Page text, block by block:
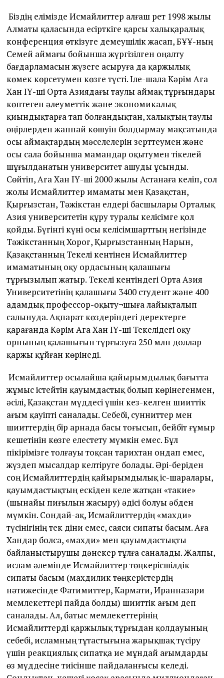
Біздің елімізде Исмайлиттер алғаш рет 1998 жылы
Алматы қаласында есірткіге қарсы халықаралық
конференция өткізуге демеушілік жасап, БҰҰ-ның
Семей аймағы бойынша жүргізілген оңалту
бағдарламасын жүзеге асыруға да қаржылық
көмек көрсетумен көзге түсті. Іле-шала Кәрім Ага
Хан ІҮ-ші Орта Азиядағы таулы аймақ тұрғындары
көптеген әлеуметтік және экономикалық
қиындықтарға тап болғандықтан, халықтың таулы
өңірлерден жаппай көшуін болдырмау мақсатында
осы аймақтардың мәселелерін зерттеумен және
осы сала бойынша мамандар оқытумен тікелей
шұғылданатын университет ашуды ұсынды.
Сөйтіп, Ага Хан ІҮ-ші 2000 жылы Астанаға келіп, сол
жолы Исмайлиттер имаматы мен Қазақстан,
Қырғызстан, Тәжікстан елдері басшылары Орталық
Азия университетін құру туралы келісімге қол
қойды. Бүгінгі күні осы келісімшарттың негізінде
Тәжікстанның Хорог, Қырғызстанның Нарын,
Қазақстанның Текелі кентінен Исмайлиттер
имаматының оқу ордасының қалашығы
тұрғызылып жатыр. Текелі кентіндегі Орта Азия
Университетінің қалашығы 3400 студент және 400
адамдық профессор-оқыту¬шыға лайықталып
салынуда. Ақпарат көздеріндегі деректерге
қарағанда Кәрім Ага Хан ІҮ-ші Текелідегі оқу
орнының қалашығын тұрғызуға 250 млн доллар
қаржы құйған көрінеді.
Исмайлиттер осылайша қайырымдылық бағытта
жұмыс істейтін қауымдастық болып көрінегенмен,
әсілі, Қазақстан мүддесі үшін кез-келген шииттік
ағым қауіпті саналады. Себебі, сунниттер мен
шииттердің бір арнада басы тоғысып, бейбіт ғұмыр
кешетінін көзге елестету мүмкін емес. Бұл
пікірімізге толғауы тоқсан тарихтан ондап емес,
жүздеп мысалдар келтіруге болады. Әрі-беріден
соң Исмайлиттердің қайырымдылық іс-шаралары,
қауымдастықтың ескіден келе жатқан «такие»
(шынайы пиғылын жасыру) әдісі болуы әбден
мүмкін. Сондай-ақ, Исмайлиттердің «махди»
түсінігінің тек діни емес, саяси сипаты басым. Аға
Хандар болса, «махди» мен қауымдастықты
байланыстырушы дәнекер тұлға саналады. Жалпы,
ислам әлемінде Исмайлиттер төңкерісшілдік
сипаты басым (махдилик төңкерістердің
нәтижесінде Фатимиттер, Кармати, Иранназари
мемлекеттері пайда болды) шииттік ағым деп
саналады. Ал, батыс мемлекеттерінің
Исмайлиттерді қаржылық тұрғыдан қолдауының
себебі, исламның тұтастығына жарықшақ түсіру
үшін реакциялық сипатқа ие мұндай ағымдарды
өз мүддесіне тиісінше пайдаланғысы келеді.